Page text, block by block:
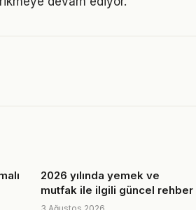
2026 yılında yemek ve
mutfak ile ilgili güncel rehber